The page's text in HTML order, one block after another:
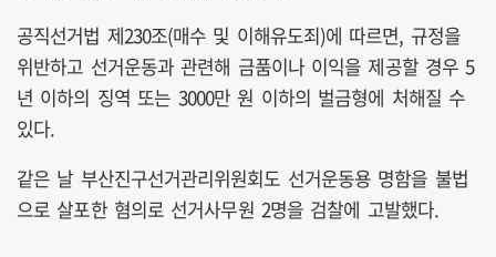
공직선거법 제230조(매수 및 이해유도죄)에 따르면, 규정을
위반하고 선거운동과 관련해 금품이나 이익을 제공할 경우 5
년 이하의 징역 또는 3000만 원 이하의 벌금형에 처해질 수
있다.
같은 날 부산진구선거관리위원회도 선거운동용 명함을 불법
으로 살포한 혐의로 선거사무원 2명을 검찰에 고발했다.